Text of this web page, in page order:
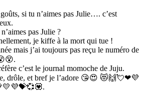
si tu n’aimes pas Julie…. c’est
pas Julie ?
je kiffe à la mort qui tue !
mais j’ai toujours pas reçu le numéro de
c’est le journal momoche de Juju.
drôle, et bref je l’adore 😘😍 😻🙌💘❤💜